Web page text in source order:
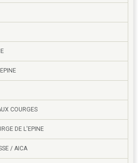
COURGES
DE L'EPINE
/ AICA